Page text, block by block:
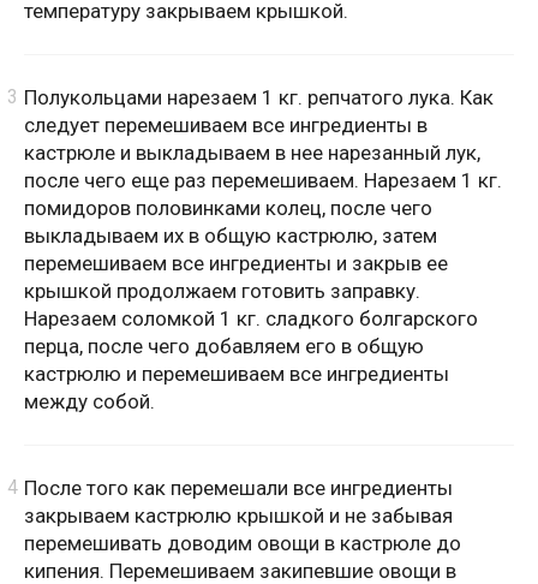
температуру закрываем крышкой.
Полукольцами нарезаем 1 кг. репчатого лука. Как
следует перемешиваем все ингредиенты в
кастрюле и выкладываем в нее нарезанный лук,
после чего еще раз перемешиваем. Нарезаем 1 кг.
помидоров половинками колец, после чего
выкладываем их в общую кастрюлю, затем
перемешиваем все ингредиенты и закрыв ее
крышкой продолжаем готовить заправку.
Нарезаем соломкой 1 кг. сладкого болгарского
перца, после чего добавляем его в общую
кастрюлю и перемешиваем все ингредиенты
между собой.
После того как перемешали все ингредиенты
закрываем кастрюлю крышкой и не забывая
перемешивать доводим овощи в кастрюле до
кипения. Перемешиваем закипевшие овощи в